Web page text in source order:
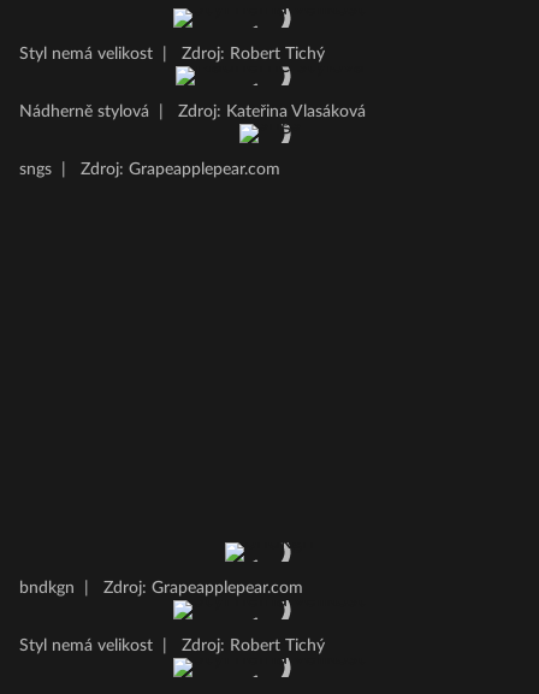
Styl nemá velikost Zdroj: Robert Tichý
Nádherně stylová Zdroj: Kateřina Vlasáková
sngs Zdroj: Grapeapplepear.com
bndkgn Zdroj: Grapeapplepear.com
Styl nemá velikost Zdroj: Robert Tichý